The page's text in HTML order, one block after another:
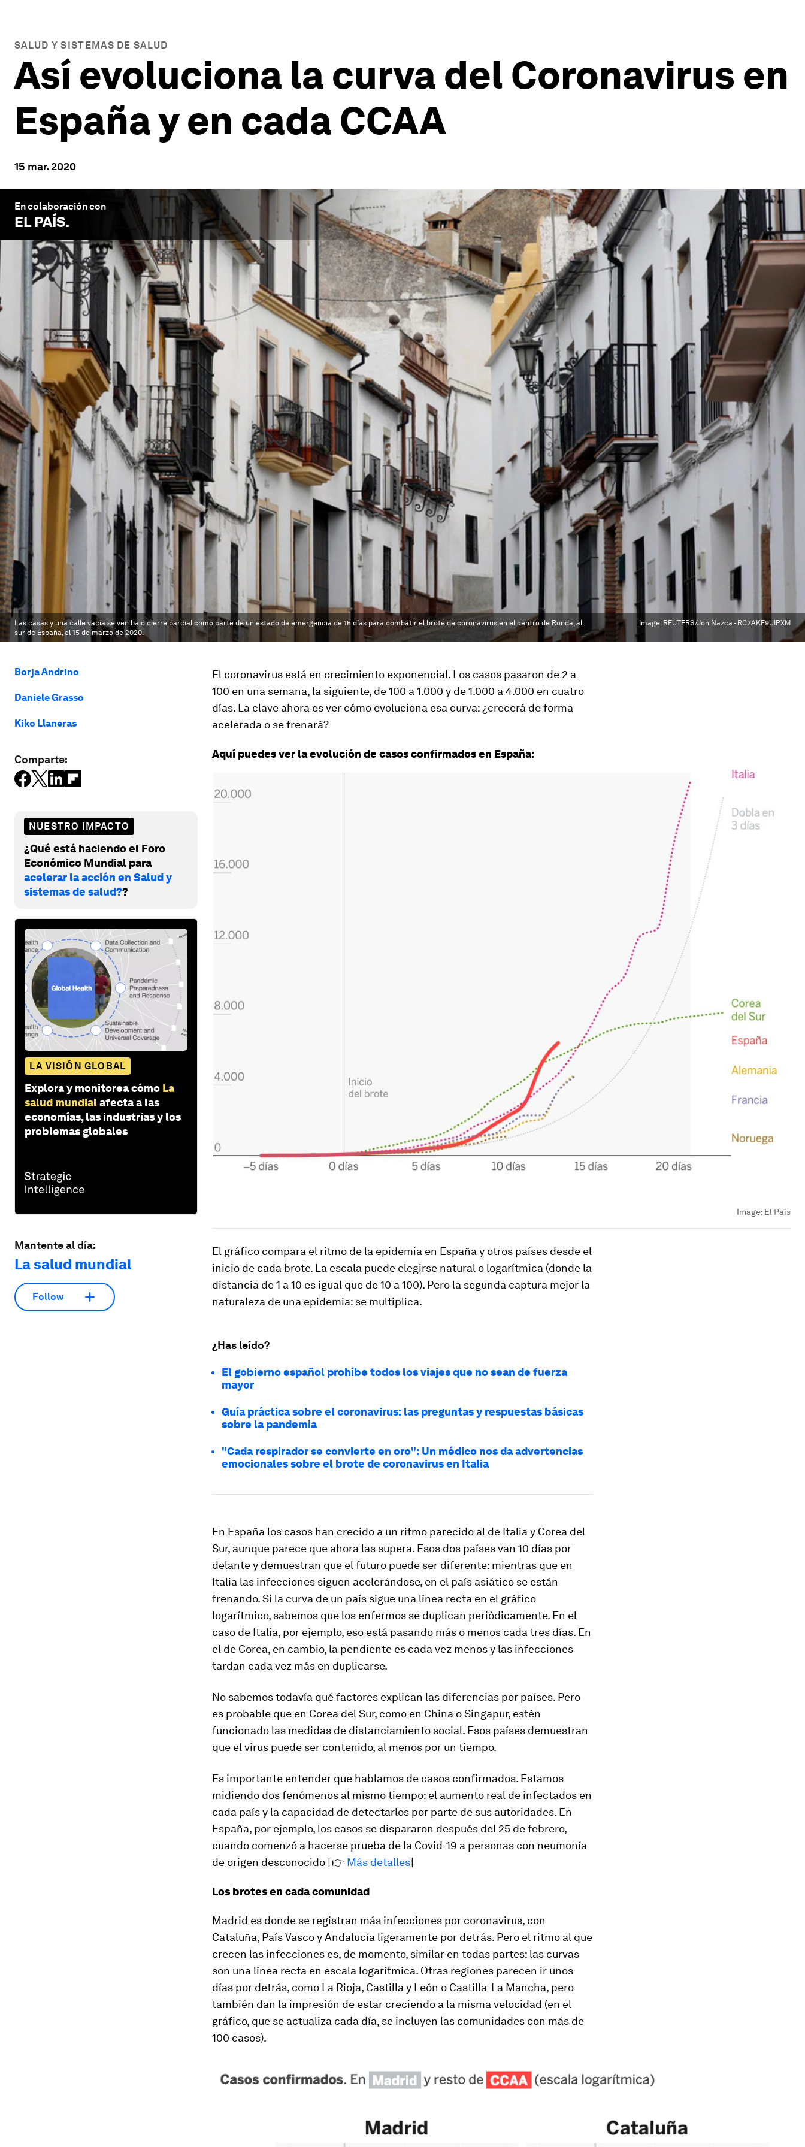
SALUD Y SISTEMAS DE SALUD
Así evoluciona la curva del Coronavirus en
España y en cada CCAA
15 mar. 2020
En colaboración con
EL PAÍS.
Las casas y una calle vacía se ven bajo cierre parcial como parte de un estado de emergencia de 15 días para combatir el brote de coronavirus en el centro de Ronda, al
sur de España, el 15 de marzo de 2020.
Image: REUTERS/Jon Nazca - RC2AKF9UIPXM
Borja Andrino
Daniele Grasso
Kiko Llaneras
Comparte:
NUESTRO IMPACTO
¿Qué está haciendo el Foro
Económico Mundial para
acelerar la acción en Salud y
sistemas de salud??
LA VISIÓN GLOBAL
Explora y monitorea cómo La
salud mundialafecta a las
economías, las industrias y los
problemas globales
Mantente al día:
La salud mundial
Follow
El coronavirus está en crecimiento exponencial. Los casos pasaron de 2 a
100 en una semana, la siguiente, de 100 a 1.000 y de 1.000 a 4.000 en cuatro
días. La clave ahora es ver cómo evoluciona esa curva: ¿crecerá de forma
acelerada o se frenará?
Aquí puedes ver la evolución de casos confirmados en España:
Image: El País
El gráfico compara el ritmo de la epidemia en España y otros países desde el
inicio de cada brote. La escala puede elegirse natural o logarítmica (donde la
distancia de 1 a 10 es igual que de 10 a 100). Pero la segunda captura mejor la
naturaleza de una epidemia: se multiplica.
¿Has leído?
El gobierno español prohíbe todos los viajes que no sean de fuerza
mayor
Guía práctica sobre el coronavirus: las preguntas y respuestas básicas
sobre la pandemia
"Cada respirador se convierte en oro": Un médico nos da advertencias
emocionales sobre el brote de coronavirus en Italia
En España los casos han crecido a un ritmo parecido al de Italia y Corea del
Sur, aunque parece que ahora las supera. Esos dos países van 10 días por
delante y demuestran que el futuro puede ser diferente: mientras que en
Italia las infecciones siguen acelerándose, en el país asiático se están
frenando. Si la curva de un país sigue una línea recta en el gráfico
logarítmico, sabemos que los enfermos se duplican periódicamente. En el
caso de Italia, por ejemplo, eso está pasando más o menos cada tres días. En
el de Corea, en cambio, la pendiente es cada vez menos y las infecciones
tardan cada vez más en duplicarse.
No sabemos todavía qué factores explican las diferencias por países. Pero
es probable que en Corea del Sur, como en China o Singapur, estén
funcionado las medidas de distanciamiento social. Esos países demuestran
que el virus puede ser contenido, al menos por un tiempo.
Es importante entender que hablamos de casos confirmados. Estamos
midiendo dos fenómenos al mismo tiempo: el aumento real de infectados en
cada país y la capacidad de detectarlos por parte de sus autoridades. En
España, por ejemplo, los casos se dispararon después del 25 de febrero,
cuando comenzó a hacerse prueba de la Covid-19 a personas con neumonía
de origen desconocido [👉 Más detalles]
Los brotes en cada comunidad
Madrid es donde se registran más infecciones por coronavirus, con
Cataluña, País Vasco y Andalucía ligeramente por detrás. Pero el ritmo al que
crecen las infecciones es, de momento, similar en todas partes: las curvas
son una línea recta en escala logarítmica. Otras regiones parecen ir unos
días por detrás, como La Rioja, Castilla y León o Castilla-La Mancha, pero
también dan la impresión de estar creciendo a la misma velocidad (en el
gráfico, que se actualiza cada día, se incluyen las comunidades con más de
100 casos).